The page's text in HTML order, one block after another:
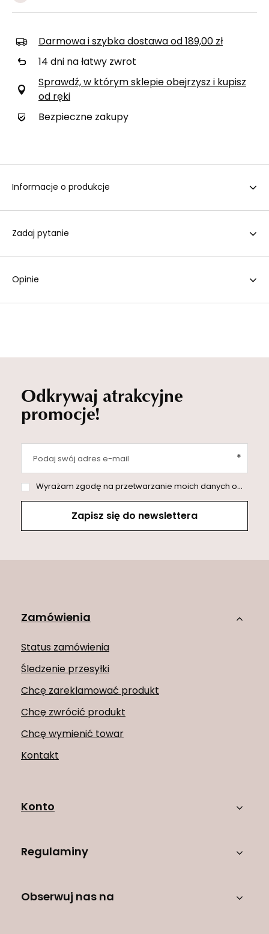
Darmowa i szybka dostawa od 189,00 zł
14 dni na łatwy zwrot
Sprawdź, w którym sklepie obejrzysz i kupisz
od ręki
Bezpieczne zakupy
Informacje o produkcje
Zadaj pytanie
Opinie
Odkrywaj atrakcyjne
promocje!
Podaj swój adres e-mail
Wyrażam zgodę na przetwarzanie moich danych osobowych (adres e-mail) na potrzeby wysyłki newslettera z informacją handlową (marketing). Więcej w
Zapisz się do newslettera
Zamówienia
Status zamówienia
Śledzenie przesyłki
Chcę zareklamować produkt
Chcę zwrócić produkt
Chcę wymienić towar
Kontakt
Konto
Regulaminy
Obserwuj nas na